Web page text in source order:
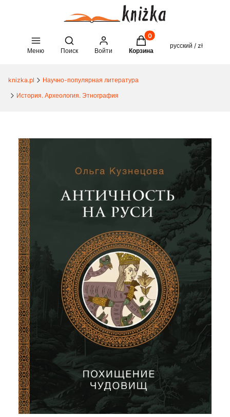
Меню
Open search engine
Поиск Войти
Товары в корзине: 0.
Корзина
русский / zł
knizka.pl
Научно-популярная литература
История. Археология. Этнография